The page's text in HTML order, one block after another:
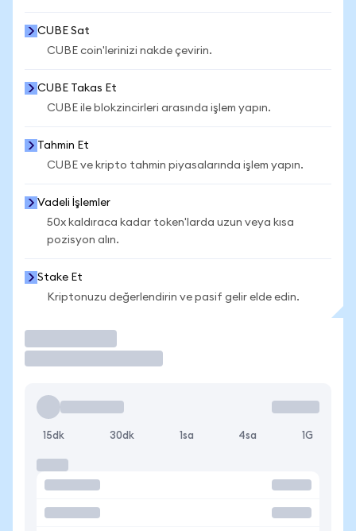
CUBE Sat
CUBE coin'lerinizi nakde çevirin.
CUBE Takas Et
CUBE ile blokzincirleri arasında işlem yapın.
Tahmin Et
CUBE ve kripto tahmin piyasalarında işlem yapın.
Vadeli İşlemler
50x kaldıraca kadar token'larda uzun veya kısa
pozisyon alın.
Stake Et
Kriptonuzu değerlendirin ve pasif gelir elde edin.
15dk 30dk 1sa 4sa 1G